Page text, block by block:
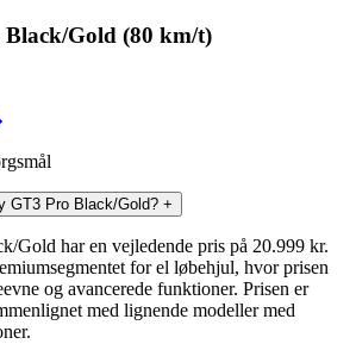
Black/Gold (80 km/t)
GT3 Pro Black/Gold? +
Gold har en vejledende pris på 20.999 kr.
for el løbehjul, hvor prisen
og avancerede funktioner. Prisen er
med lignende modeller med